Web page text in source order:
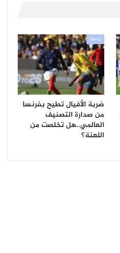
رياضة
ضربة الأفيال تطيح بفرنسا
من صدارة التصنيف
العالمي..هل تخلصت من
اللعنة؟